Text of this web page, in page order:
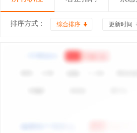
排序方式： 综合排序 更新时间